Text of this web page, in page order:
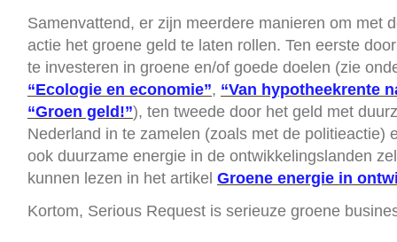
Samenvattend, er zijn meerdere manieren om met
actie het groene geld te laten rollen. Ten eerste
te investeren in groene en/of goede doelen (zie
“Ecologie en economie”, “Van hypotheekrente
“Groen geld!”), ten tweede door het geld met
Nederland in te zamelen (zoals met de
ook duurzame energie in de ontwikkelingslanden
kunnen lezen in het artikel Groene energie in
Kortom, Serious Request is serieuze groene